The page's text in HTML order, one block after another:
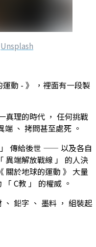
Unsplash
動 - 》 ，裡面有一段製
真理的時代 ， 任何挑戰
端 、 拷問甚至處死 。
傳給後世 —— 以及各自
端解放戰線 」 的人決
關於地球的運動 》 大量
C教 」 的權威 。
鉛字 、 墨料 ， 組裝起